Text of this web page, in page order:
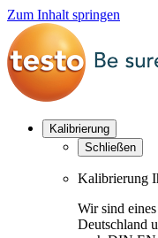
Zum Inhalt springen
Kalibrierung
Schließen
Kalibrierung
Wir sind
Deutschland